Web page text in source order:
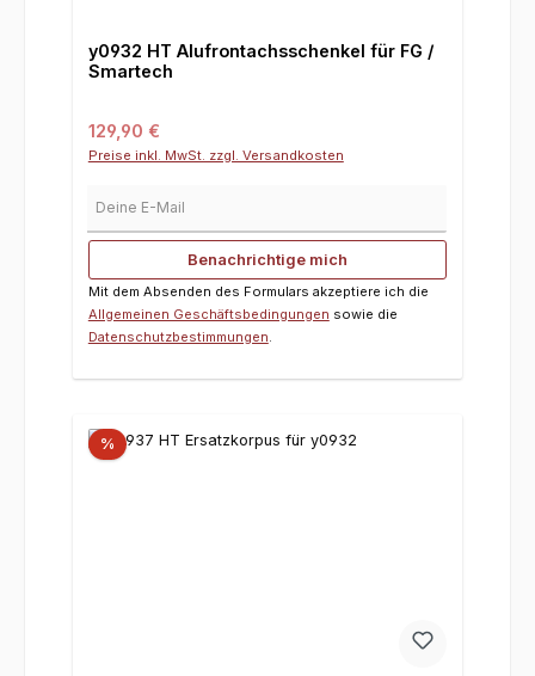
y0932 HT Alufrontachsschenkel für FG /
Smartech
Regulärer Preis:
129,90 €
Preise inkl. MwSt. zzgl. Versandkosten
Benachrichtige mich
Mit dem Absenden des Formulars akzeptiere ich die
Allgemeinen Geschäftsbedingungen sowie die
Datenschutzbestimmungen.
%